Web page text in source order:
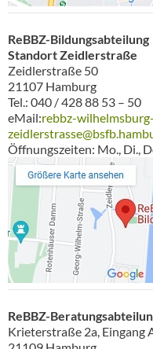
ReBBZ-Bildungsabteilung
Standort Zeidlerstraße
Zeidlerstraße 50
21107 Hamburg
Tel.: 040 / 428 88 53 – 50
eMail:rebbz-
Öffnungszeiten: Mo., Di.,
ReBBZ-
Krieterstraße 2a, Eingang